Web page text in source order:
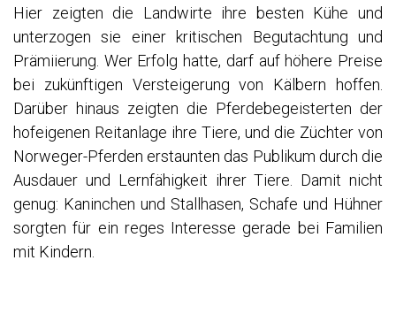
BODENSEE 2017
VERZASCATAL 2015
CEVENNEN 2016
NEUSEELAND 2018
SÜDTIROL 2018
KARIBISCHE TRÄUME 2019
PRAG 2019
SÜDTIROL 2020
SYLT 2020
Hier zeigten die Landwirte ihre besten Kühe und
unterzogen sie einer kritischen Begutachtung und
Prämiierung. Wer Erfolg hatte, darf auf höhere Preise
bei zukünftigen Versteigerung von Kälbern hoffen.
Darüber hinaus zeigten die Pferdebegeisterten der
hofeigenen Reitanlage ihre Tiere, und die Züchter von
Norweger-Pferden erstaunten das Publikum durch die
Ausdauer und Lernfähigkeit ihrer Tiere. Damit nicht
genug: Kaninchen und Stallhasen, Schafe und Hühner
sorgten für ein reges Interesse gerade bei Familien
mit Kindern.